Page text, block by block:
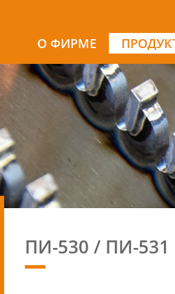
O ФИРМЕ
ПИ-530 / ПИ-